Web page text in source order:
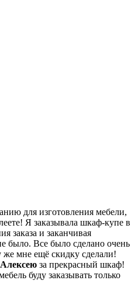
для изготовления мебели,
Я заказывала шкаф-купе в
заказа и заканчивая
было. Все было сделано очень
мне ещё скидку сделали!
Алексею за прекрасный шкаф!
буду заказывать только